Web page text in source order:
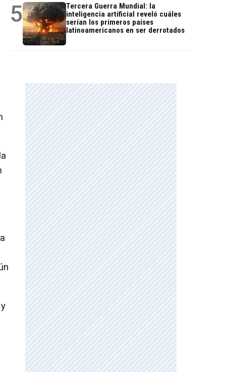
5
Tercera Guerra Mundial: la
inteligencia artificial reveló cuáles
serían los primeros países
latinoamericanos en ser derrotados